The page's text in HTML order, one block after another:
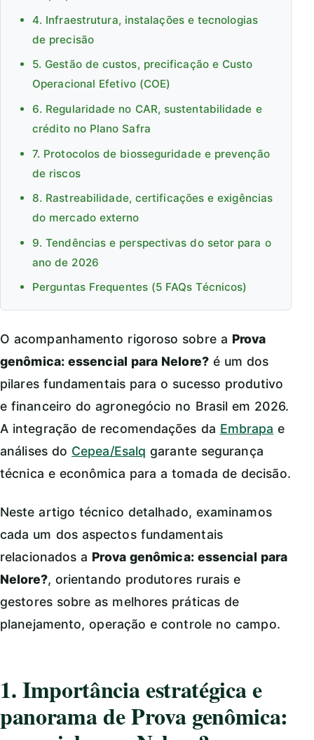
4. Infraestrutura, instalações e tecnologias
de precisão
5. Gestão de custos, precificação e Custo
Operacional Efetivo (COE)
6. Regularidade no CAR, sustentabilidade e
crédito no Plano Safra
7. Protocolos de biosseguridade e prevenção
de riscos
8. Rastreabilidade, certificações e exigências
do mercado externo
9. Tendências e perspectivas do setor para o
ano de 2026
Perguntas Frequentes (5 FAQs Técnicos)
O acompanhamento rigoroso sobre a Prova
genômica: essencial para Nelore?é um dos
pilares fundamentais para o sucesso produtivo
e financeiro do agronegócio no Brasil em 2026.
A integração de recomendações da Embrapa e
análises do Cepea/Esalq garante segurança
técnica e econômica para a tomada de decisão.
Neste artigo técnico detalhado, examinamos
cada um dos aspectos fundamentais
relacionados a Prova genômica: essencial para
Nelore?, orientando produtores rurais e
gestores sobre as melhores práticas de
planejamento, operação e controle no campo.
1. Importância estratégica e
panorama de Prova genômica: